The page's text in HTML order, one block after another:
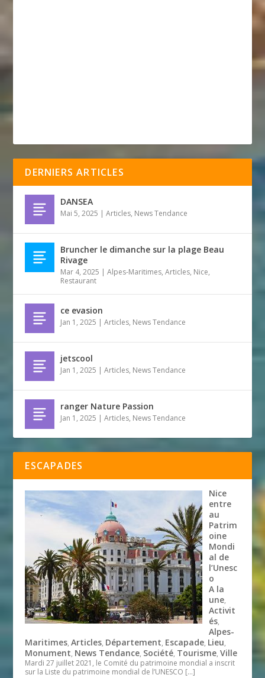
DERNIERS ARTICLES
DANSEA
Mai 5, 2025 |Articles, News Tendance
Bruncher le dimanche sur la plage Beau
Rivage
Mar 4, 2025 |Alpes-Maritimes,Articles, Nice,
Restaurant
ce evasion
Jan 1, 2025 |Articles, News Tendance
jetscool
Jan 1, 2025 |Articles, News Tendance
ranger Nature Passion
Jan 1, 2025 |Articles, News Tendance
ESCAPADES
Nice
entre
au
Patrim
oine
Mondi
al de
l’Unesc
o
A la
une,
Activit
és,
Alpes-
Maritimes,Articles, Département, Escapade, Lieu,
Monument, News Tendance, Société, Tourisme,Ville
Mardi 27 juillet 2021, le Comité du patrimoine mondial a inscrit
sur la Liste du patrimoine mondial de l’UNESCO […]